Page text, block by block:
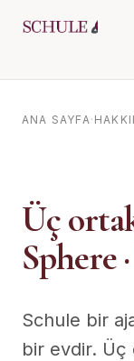
ANA SAYFA·
Üç
Sphere
Schule bir
bir evdir. Üç